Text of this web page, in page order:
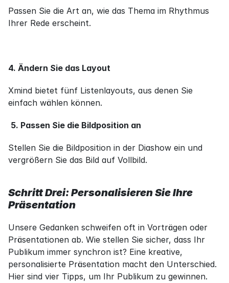
Passen Sie die Art an, wie das Thema im Rhythmus
Ihrer Rede erscheint.
4. Ändern Sie das Layout
Xmind bietet fünf Listenlayouts, aus denen Sie
einfach wählen können.
5. Passen Sie die Bildposition an
Stellen Sie die Bildposition in der Diashow ein und
vergrößern Sie das Bild auf Vollbild.
Schritt Drei: Personalisieren Sie Ihre
Präsentation
Unsere Gedanken schweifen oft in Vorträgen oder
Präsentationen ab. Wie stellen Sie sicher, dass Ihr
Publikum immer synchron ist? Eine kreative,
personalisierte Präsentation macht den Unterschied.
Hier sind vier Tipps, um Ihr Publikum zu gewinnen.